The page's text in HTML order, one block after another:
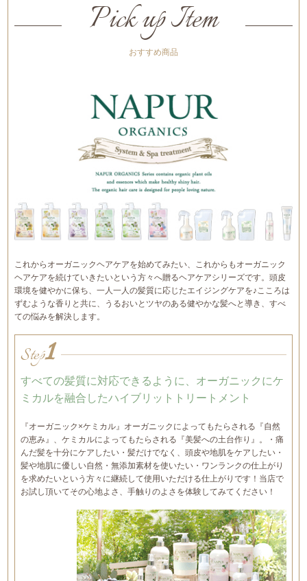
Pick up Item
おすすめ商品
これからオーガニックヘアケアを始めてみたい、これからもオーガニック
ヘアケアを続けていきたいという方々へ贈るヘアケアシリーズです。頭皮
環境を健やかに保ち、一人一人の髪質に応じたエイジングケアを♪こころは
ずむような香りと共に、うるおいとツヤのある健やかな髪へと導き、すべ
ての悩みを解決します。
Step1
すべての髪質に対応できるように、オーガニックにケ
ミカルを融合したハイブリットトリートメント
『オーガニック×ケミカル』オーガニックによってもたらされる『自然
の恵み』、ケミカルによってもたらされる『美髪への土台作り』。・痛
んだ髪を十分にケアしたい・髪だけでなく、頭皮や地肌をケアしたい・
髪や地肌に優しい自然・無添加素材を使いたい・ワンランクの仕上がり
を求めたいという方々に継続して使用いただける仕上がりです！当店で
お試し頂いてその心地よさ、手触りのよさを体験してみてください！